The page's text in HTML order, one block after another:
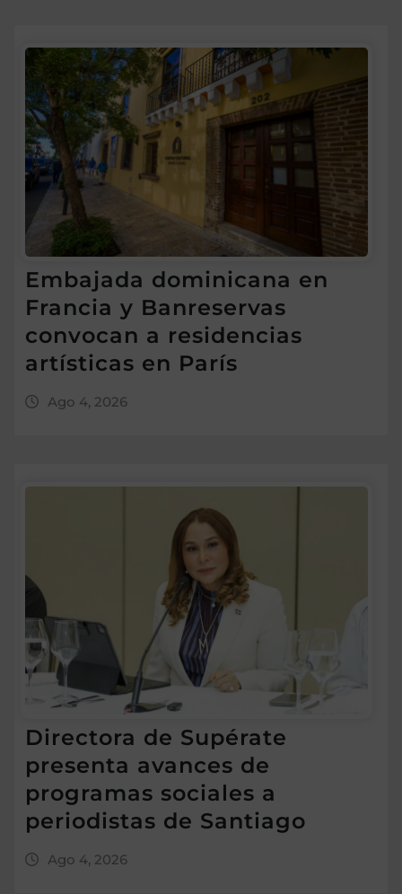
Embajada dominicana en
Francia y Banreservas
convocan a residencias
artísticas en París
Ago 4, 2026
Directora de Supérate
presenta avances de
programas sociales a
periodistas de Santiago
Ago 4, 2026